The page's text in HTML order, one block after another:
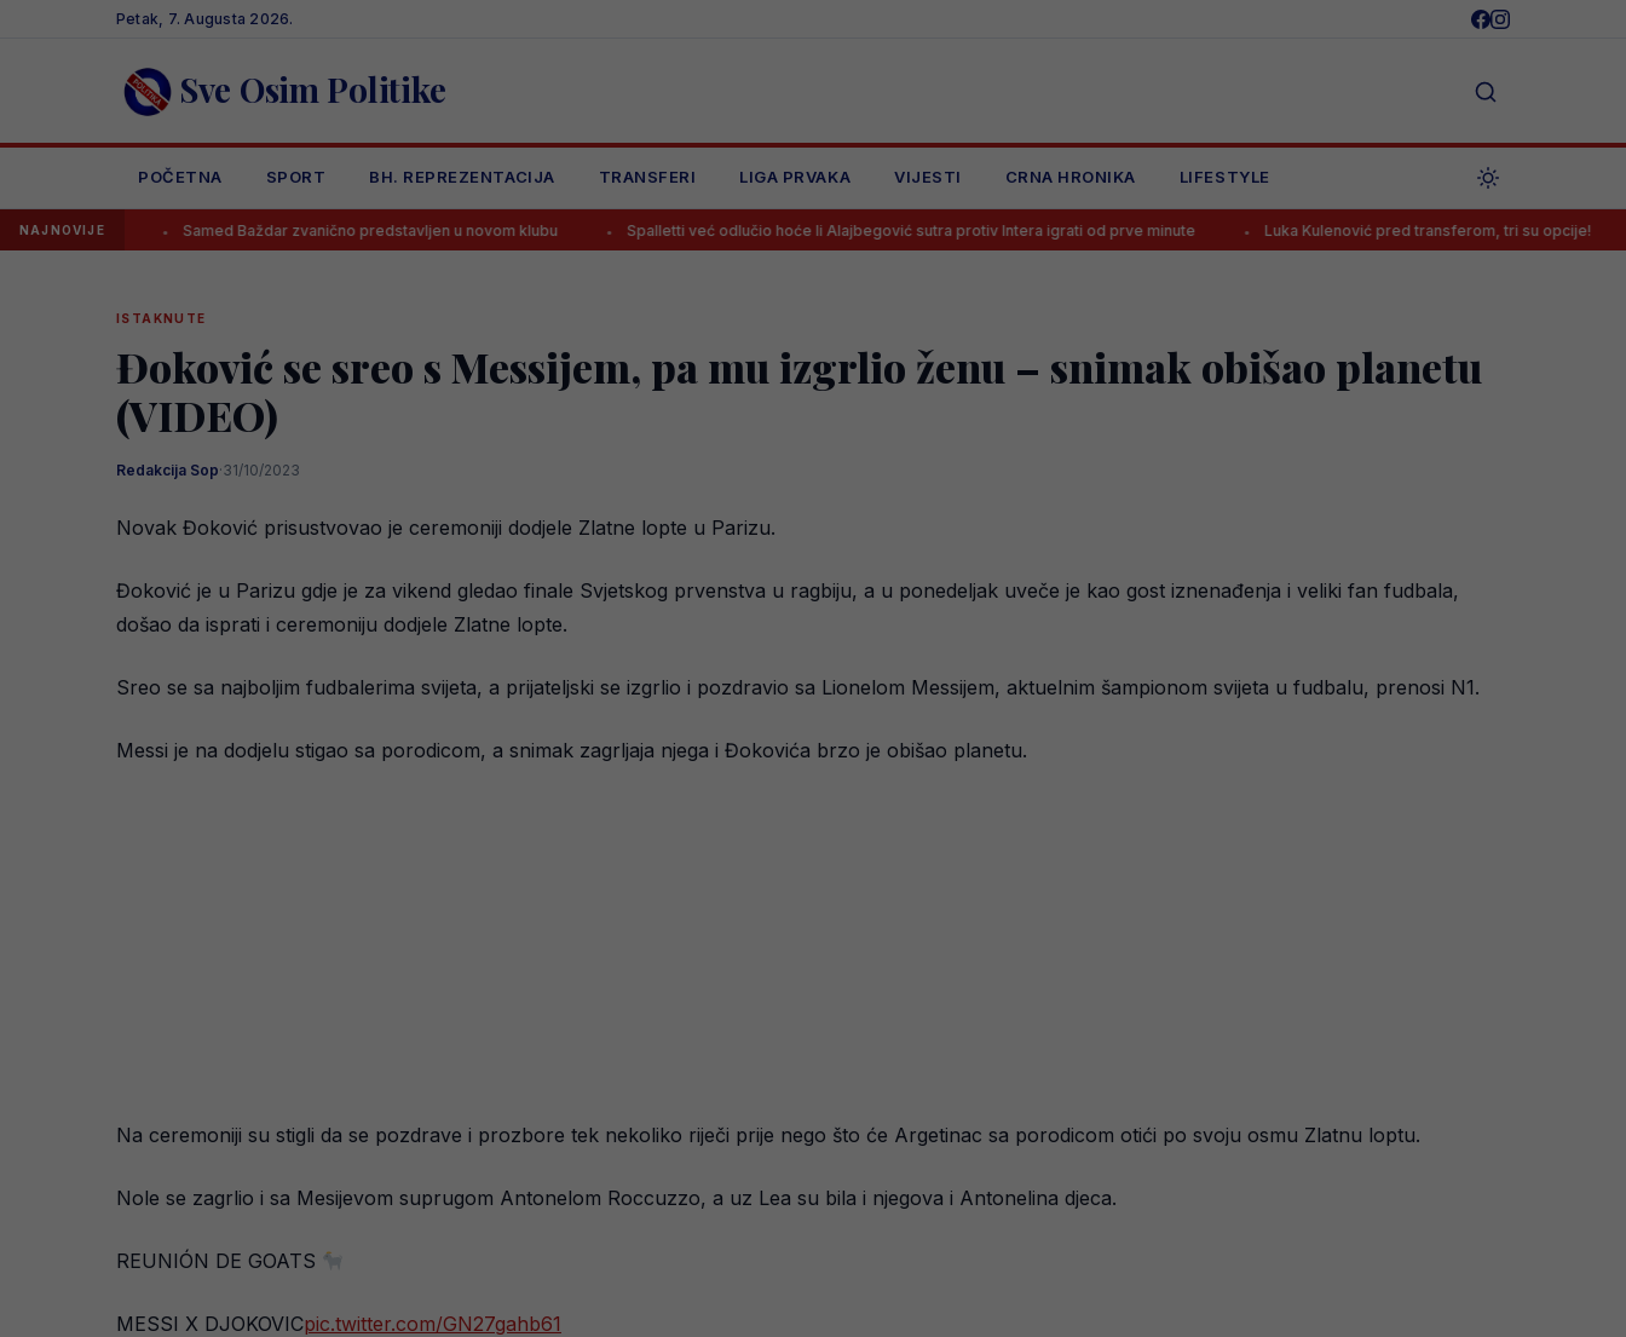
Petak, 7. Augusta 2026.
Sve Osim Politike
POČETNA SPORT BH. REPREZENTACIJA TRANSFERI LIGA PRVAKA VIJESTI CRNA HRONIKA LIFESTYLE
NAJNOVIJESamed Baždar zvanično predstavljen u novom klubu Spalletti već odlučio hoće li Alajbegović sutra protiv Intera igrati od prve minute Luka Kulenović pred transferom, tri su opcije! Litvanci
ISTAKNUTE
Đoković se sreo s Messijem, pa mu izgrlio ženu – snimak obišao planetu
(VIDEO)
Redakcija Sop·31/10/2023
Novak Đoković prisustvovao je ceremoniji dodjele Zlatne lopte u Parizu.
Đoković je u Parizu gdje je za vikend gledao finale Svjetskog prvenstva u ragbiju, a u ponedeljak uveče je kao gost iznenađenja i veliki fan fudbala,
došao da isprati i ceremoniju dodjele Zlatne lopte.
Sreo se sa najboljim fudbalerima svijeta, a prijateljski se izgrlio i pozdravio sa Lionelom Messijem, aktuelnim šampionom svijeta u fudbalu, prenosi N1.
Messi je na dodjelu stigao sa porodicom, a snimak zagrljaja njega i Đokovića brzo je obišao planetu.
Na ceremoniji su stigli da se pozdrave i prozbore tek nekoliko riječi prije nego što će Argetinac sa porodicom otići po svoju osmu Zlatnu loptu.
Nole se zagrlio i sa Mesijevom suprugom Antonelom Roccuzzo, a uz Lea su bila i njegova i Antonelina djeca.
REUNIÓN DE GOATS
MESSI X DJOKOVICpic.twitter.com/GN27gahb61